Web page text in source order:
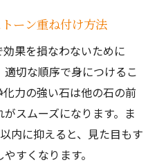
ーン重ね付け方法
果を損なわないために
切な順序で身につけるこ
力の強い石は他の石の前
スムーズになります。ま
内に抑えると、見た目もす
すくなります。